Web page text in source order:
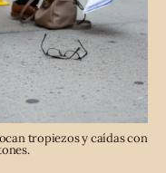
tropiezos y caídas con